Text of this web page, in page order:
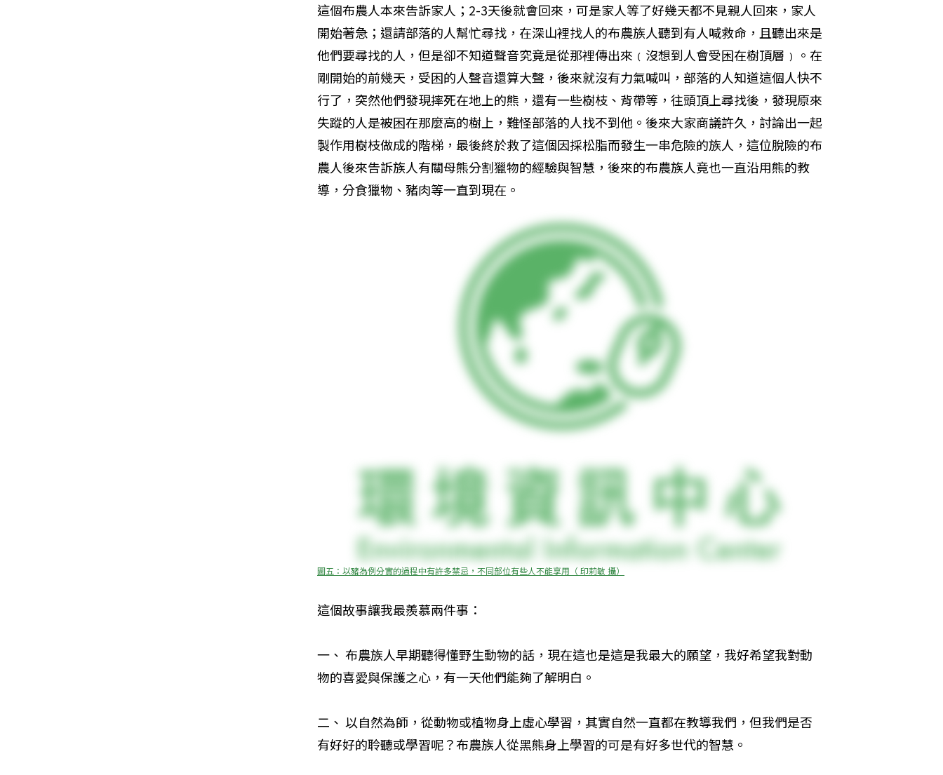
這個布農人本來告訴家人；2-3天後就會回來，可是家人等了好幾天都不見親人回來，家人
開始著急；還請部落的人幫忙尋找，在深山裡找人的布農族人聽到有人喊救命，且聽出來是
他們要尋找的人，但是卻不知道聲音究竟是從那裡傳出來﹙沒想到人會受困在樹頂層﹚。在
剛開始的前幾天，受困的人聲音還算大聲，後來就沒有力氣喊叫，部落的人知道這個人快不
行了，突然他們發現摔死在地上的熊，還有一些樹枝、背帶等，往頭頂上尋找後，發現原來
失蹤的人是被困在那麼高的樹上，難怪部落的人找不到他。後來大家商議許久，討論出一起
製作用樹枝做成的階梯，最後終於救了這個因採松脂而發生一串危險的族人，這位脫險的布
農人後來告訴族人有關母熊分割獵物的經驗與智慧，後來的布農族人竟也一直沿用熊的教
導，分食獵物、豬肉等一直到現在。
圖五：以豬為例分實的過程中有許多禁忌，不同部位有些人不能享用（ 印莉敏 攝）
這個故事讓我最羨慕兩件事：
一、 布農族人早期聽得懂野生動物的話，現在這也是這是我最大的願望，我好希望我對動
物的喜愛與保護之心，有一天他們能夠了解明白。
二、 以自然為師，從動物或植物身上虛心學習，其實自然一直都在教導我們，但我們是否
有好好的聆聽或學習呢？布農族人從黑熊身上學習的可是有好多世代的智慧。